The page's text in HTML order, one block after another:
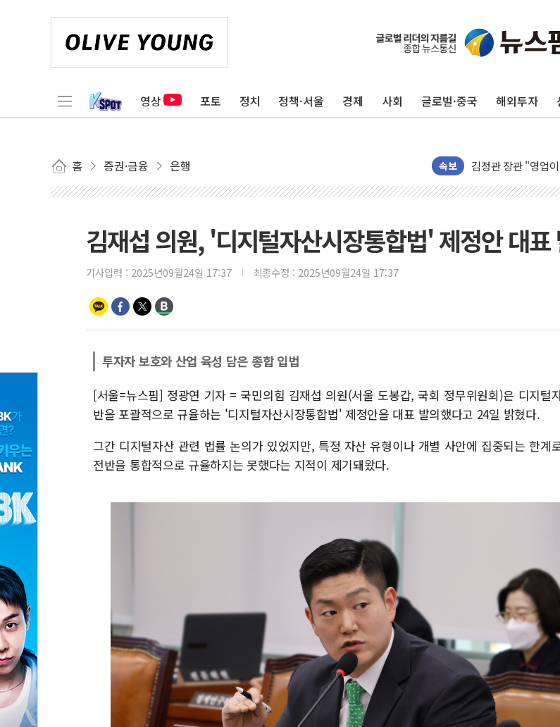
영상 포토 정치 정책·서울 경제 사회 글로벌·중국 해외투자
홈 증권·금융 은행 속보
유럽증시, 견조한
리투아니아 국방 "
구광모, 내주 실리
김정관 장관 "영업
뉴욕증시 프리뷰,
금값 7주 만에 최고
[인도증시] 중동 긴
러, 1인칭시점 드
[베트남 증시] 지
'월가의 황제' 다
양주 섬유염색공장
김정관 산업부 장
해군 1함대 창설
[3보] 북, 원산서 동
우크라 드론 전술,
동해해경, 독도 해상
주한미군 "오산기
구미 폐염산처리
김재섭 의원, '디지털자산시장통합법' 제정안 대표
기사입력 : 2025년09월24일 17:37 최종수정 : 2025년09월24일 17:37
투자자 보호와 산업 육성 담은 종합 입법
[서울=뉴스핌] 정광연 기자 = 국민의힘 김재섭 의원(서울 도봉갑, 국회 정무위원회)은 디지털
반을 포괄적으로 규율하는 '디지털자산시장통합법' 제정안을 대표 발의했다고 24일 밝혔다.
그간 디지털자산 관련 법률 논의가 있었지만, 특정 자산 유형이나 개별 사안에 집중되는 한계
전반을 통합적으로 규율하지는 못했다는 지적이 제기돼왔다.